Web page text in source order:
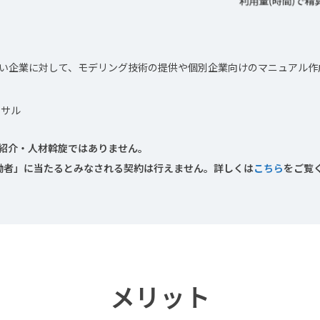
企業に対して、モデリング技術の提供や個別企業向けのマニュアル作
ル
・人材斡旋ではありません。
」に当たるとみなされる契約は行えません。詳しくはこちらをご覧
メリット